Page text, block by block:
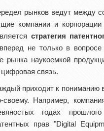
рынков ведут между
компании и
стратегия
не только в вопросе
рынка наукоемкой
цифровая связь.
приходит к пониманию
своему. Например,
годах
прав "Digital